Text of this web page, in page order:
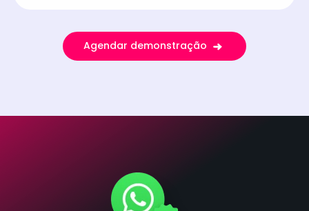
Agendar demonstração